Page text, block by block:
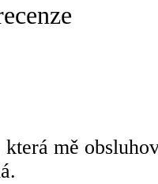
která mě